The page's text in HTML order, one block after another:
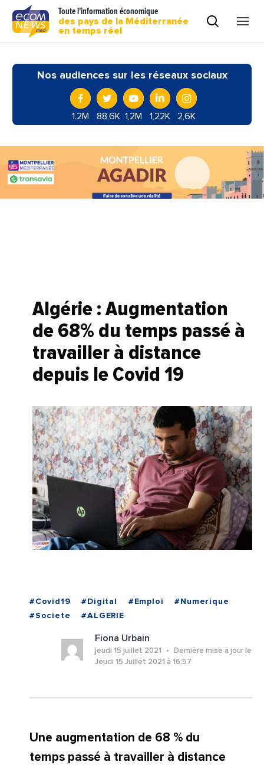
Toute l'information économique
des pays de la Méditerranée
en temps réel
Nos audiences sur les réseaux sociaux
1.2M 88,6K 1,2M 1,22K 2,6K
Algérie : Augmentation
de 68% du temps passé à
travailler à distance
depuis le Covid 19
#Covid19 #Digital #Emploi
#Numerique
#Societe
#ALGERIE
Fiona Urbain
jeudi 15 juillet 2021
Dernière mise à jour le
Jeudi 15 Juillet 2021 à 16:57
Une augmentation de 68 % du
temps passé à travailler à distance